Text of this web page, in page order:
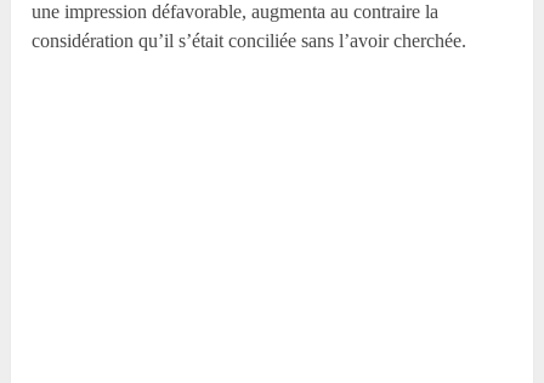
une impression défavorable, augmenta au contraire la
considération qu’il s’était conciliée sans l’avoir cherchée.